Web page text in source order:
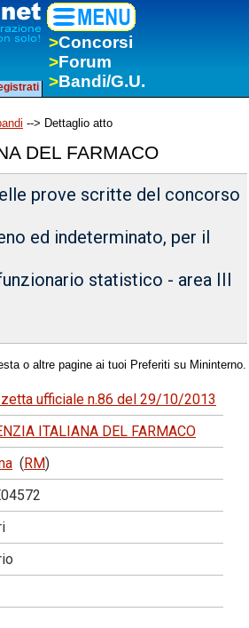
>Concorsi
>Forum
>Bandi/G.U.
--> Dettaglio atto
DEL FARMACO
prove scritte del concorso
ed indeterminato, per il
statistico - area III
o altre pagine ai tuoi Preferiti su Mininterno.
ufficiale n.86 del 29/10/2013
ITALIANA DEL FARMACO
(RM)